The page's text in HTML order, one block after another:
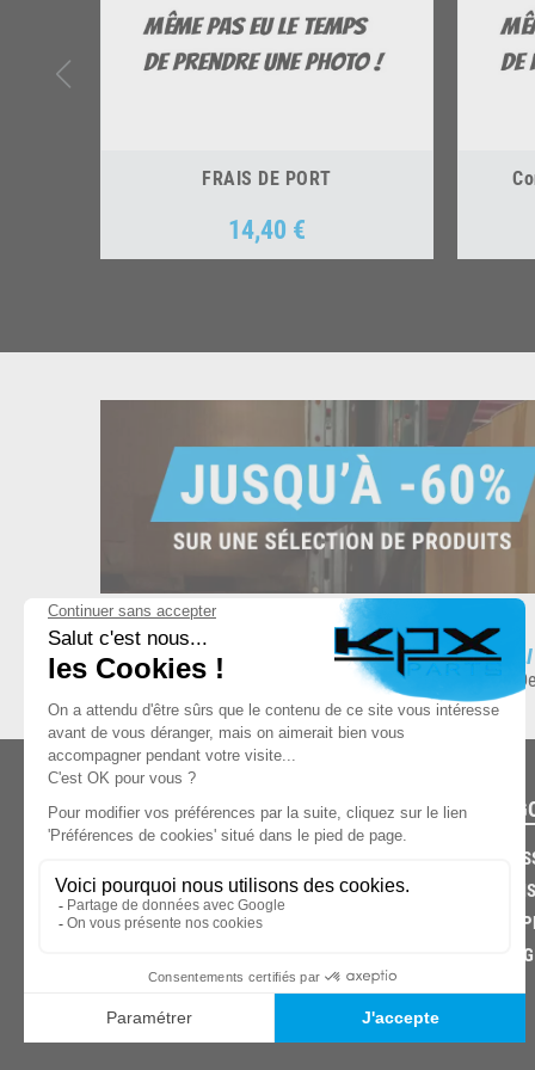
FRAIS DE PORT
Prix
14,40 €
ESPACE DE STOCKAGE
8.500 produits en stock
03.85.32.96.74
© 2026 - KPX PARTS - SITE CRÉÉ PARLET'S CLIC